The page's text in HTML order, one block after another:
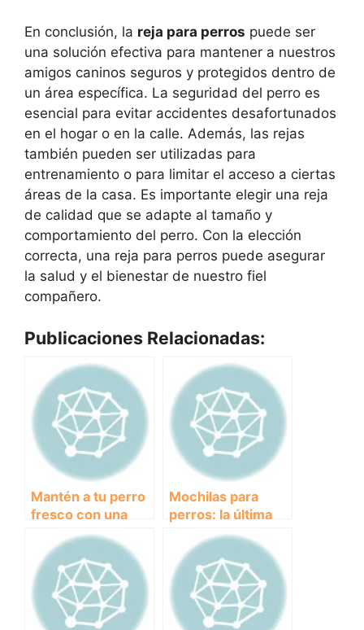
En conclusión, la reja para perros puede ser
una solución efectiva para mantener a nuestros
amigos caninos seguros y protegidos dentro de
un área específica. La seguridad del perro es
esencial para evitar accidentes desafortunados
en el hogar o en la calle. Además, las rejas
también pueden ser utilizadas para
entrenamiento o para limitar el acceso a ciertas
áreas de la casa. Es importante elegir una reja
de calidad que se adapte al tamaño y
comportamiento del perro. Con la elección
correcta, una reja para perros puede asegurar
la salud y el bienestar de nuestro fiel
compañero.
Publicaciones Relacionadas:
Mantén a tu perro
fresco con una
refrescante:
¡Descubre sus
beneficios!
Mochilas para
perros: la última
tendencia en
accesorios para
llevar a tu mejor
amigo a todas
partes